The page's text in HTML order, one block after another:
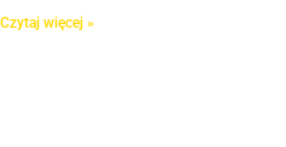
Czytaj więcej »